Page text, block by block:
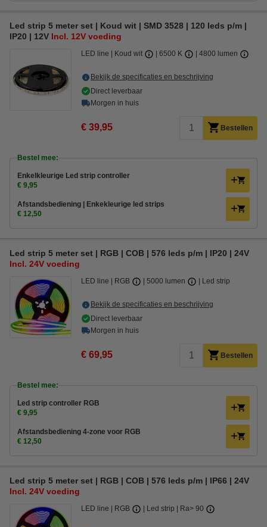
Led strip 5 meter set | Koud wit | SMD 3528 | 120 leds p/m |
IP20 | 12V Incl. 12V voeding
LED line Koud wit 6500 K 4800 lumen
Bekijk de specificaties en beschrijving
Direct leverbaar
Morgen in huis
€ 39,95 Bestellen
Bestel mee:
Enkelkleurige Led strip controller
€ 9,95
Afstandsbediening | Enkekleurige led strips
€ 12,50
Led strip 5 meter set | RGB | COB | 576 leds p/m | IP20 | 24V
Incl. 24V voeding
LED line RGB 5000 lumen Led strip
Bekijk de specificaties en beschrijving
Direct leverbaar
Morgen in huis
€ 69,95 Bestellen
Bestel mee:
Led strip controller RGB
€ 9,95
Afstandsbediening 4-zone voor RGB
€ 12,50
Led strip 5 meter set | RGB | COB | 576 leds p/m | IP66 | 24V
Incl. 24V voeding
LED line RGB Led strip Ra> 90